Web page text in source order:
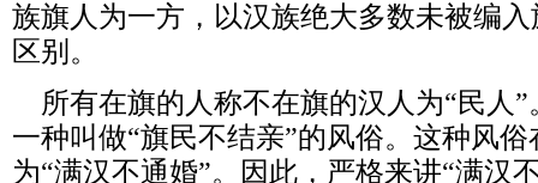
族旗人为一方，以汉族绝大多数未被编
区别。
所有在旗的人称不在旗的汉人为“民人
一种叫做“旗民不结亲”的风俗。这种风
为“满汉不通婚”。因此，严格来讲“满汉